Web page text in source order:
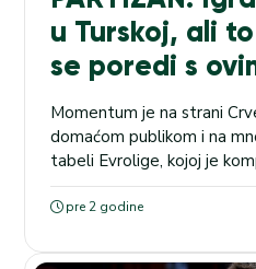
u Turskoj, ali
se poredi s
Momentum je na strani
domaćom publikom i na
tabeli Evrolige, kojoj je
partner, ali će sasvim
izuzetno motivisan da kao
nema favorita, a nema...
pre 2 godine